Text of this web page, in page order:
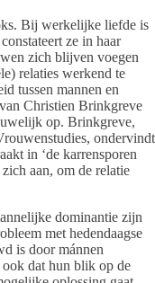
Bij werkelijke liefde is
ze in haar
zich blijven voegen
relaties werkend te
tussen mannen en
Christien Brinkgreve
op. Brinkgreve,
ondervindt
in ‘de karrensporen
aan, om de relatie
dominantie zijn
met hedendaagse
is door mánnen
dat hun blik op de